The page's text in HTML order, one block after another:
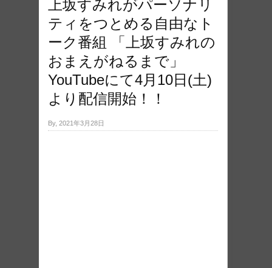
上坂すみれがパーソナリ
ティをつとめる自由なト
ーク番組 「上坂すみれの
おまえがねるまで」
YouTubeにて4月10日(土)
より配信開始！！
By, 2021年3月28日